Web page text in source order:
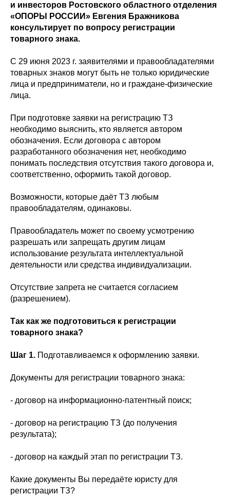
и инвесторов Ростовского областного отделения
«ОПОРЫ РОССИИ» Евгения Бражникова
консультирует по вопросу регистрации
товарного знака.
С 29 июня 2023 г. заявителями и правообладателями
товарных знаков могут быть не только юридические
лица и предприниматели, но и граждане-физические
лица.
При подготовке заявки на регистрацию ТЗ
необходимо выяснить, кто является автором
обозначения. Если договора с автором
разработанного обозначения нет, необходимо
понимать последствия отсутствия такого договора и,
соответственно, оформить такой договор.
Возможности, которые даёт ТЗ любым
правообладателям, одинаковы.
Правообладатель может по своему усмотрению
разрешать или запрещать другим лицам
использование результата интеллектуальной
деятельности или средства индивидуализации.
Отсутствие запрета не считается согласием
(разрешением).
Так как же подготовиться к регистрации
товарного знака?
Шаг 1. Подготавливаемся к оформлению заявки.
Документы для регистрации товарного знака:
- договор на информационно-патентный поиск;
- договор на регистрацию ТЗ (до получения
результата);
- договор на каждый этап по регистрации ТЗ.
Какие документы Вы передаёте юристу для
регистрации ТЗ?